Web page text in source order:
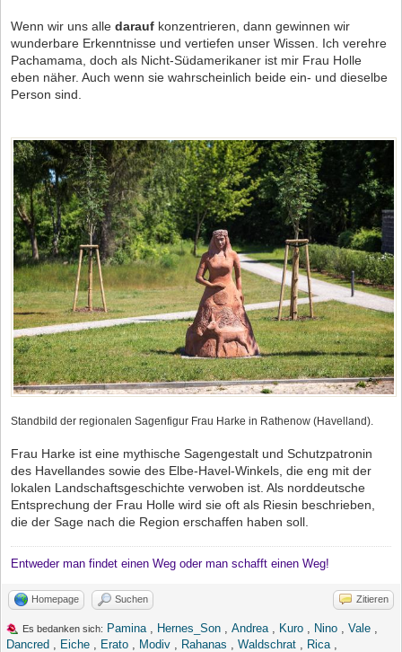
Wenn wir uns alle darauf konzentrieren, dann gewinnen wir
wunderbare Erkenntnisse und vertiefen unser Wissen. Ich verehre
Pachamama, doch als Nicht-Südamerikaner ist mir Frau Holle
eben näher. Auch wenn sie wahrscheinlich beide ein- und dieselbe
Person sind.
Standbild der regionalen Sagenfigur Frau Harke in Rathenow (Havelland).
Frau Harke ist eine mythische Sagengestalt und Schutzpatronin
des Havellandes sowie des Elbe-Havel-Winkels, die eng mit der
lokalen Landschaftsgeschichte verwoben ist. Als norddeutsche
Entsprechung der Frau Holle wird sie oft als Riesin beschrieben,
die der Sage nach die Region erschaffen haben soll.
Entweder man findet einen Weg oder man schafft einen Weg!
Homepage Suchen Zitieren
Es bedanken sich: Pamina Hernes_Son Andrea Kuro Nino Vale
Dancred
Eiche Erato Modiv Rahanas Waldschrat Rica